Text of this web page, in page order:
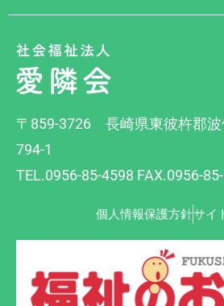
〒859-3726 長崎県東彼杵郡波
794-1
TEL.0956-85-4598 FAX.0956-
個人情報保護方針サイ